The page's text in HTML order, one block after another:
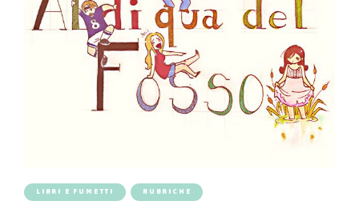
LIBRI E FUMETTI RUBRICHE